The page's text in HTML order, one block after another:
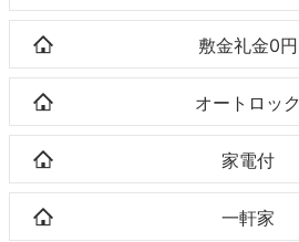
敷金礼金0円
オートロック
家電付
一軒家